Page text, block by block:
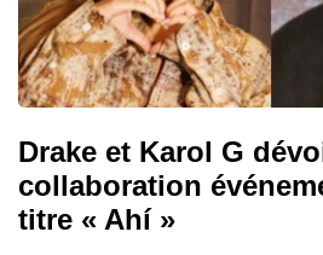
Drake et Karol G
collaboration
titre « Ahí »